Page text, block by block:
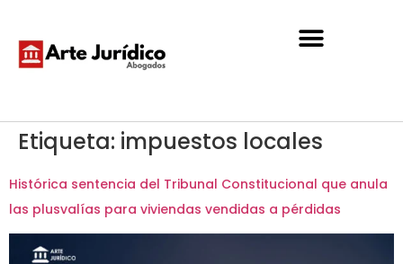
Etiqueta: impuestos locales
Histórica sentencia del Tribunal Constitucional que anula
las plusvalías para viviendas vendidas a pérdidas